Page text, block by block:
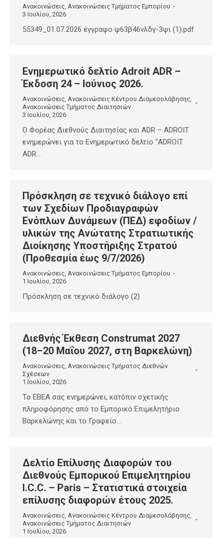
Ανακοινώσεις, Ανακοινώσεις Τμήματος Εμπορίου
3 Ιουλίου, 2026
55349_01.07.2026 έγγραφο ψ63β46νλδγ-3ψι (1).pdf
Ενημερωτικό δελτίο Adroit ADR –
Έκδοση 24 – Ιούνιος 2026.
Ανακοινώσεις, Ανακοινώσεις Κέντρου Διαμεσολάβησης,
Ανακοινώσεις Τμήματος Διαιτησιών
3 Ιουλίου, 2026
O Φορέας Διεθνούς Διαιτησίας και ADR – ADROIT
ενημερώνει για το Ενημερωτικό δελτίο “ADROIT
ADR…
Πρόσκληση σε τεχνικό διάλογο επί
των Σχεδίων Προδιαγραφών
Ενόπλων Δυνάμεων (ΠΕΔ) εφοδίων /
υλικών της Ανώτατης Στρατιωτικής
Διοίκησης Υποστήριξης Στρατού
(Προθεσμία έως 9/7/2026)
Ανακοινώσεις, Ανακοινώσεις Τμήματος Εμπορίου
1 Ιουλίου, 2026
Πρόσκληση σε τεχνικό διάλογο (2)
Διεθνής Έκθεση Construmat 2027
(18–20 Μαΐου 2027, στη Βαρκελώνη)
Ανακοινώσεις, Ανακοινώσεις Τμήματος Διεθνών
Σχέσεων
1 Ιουλίου, 2026
Το ΕΒΕΑ σας ενημερώνει, κατόπιν σχετικής
πληροφόρησης από το Εμπορικό Επιμελητήριο
Βαρκελώνης και το Γραφείο…
Δελτίο Επίλυσης Διαφορών του
Διεθνούς Εμπορικού Επιμελητηρίου
I.C.C. – Paris – Στατιστικά στοιχεία
επίλυσης διαφορών έτους 2025.
Ανακοινώσεις, Ανακοινώσεις Κέντρου Διαμεσολάβησης,
Ανακοινώσεις Τμήματος Διαιτησιών
1 Ιουλίου, 2026